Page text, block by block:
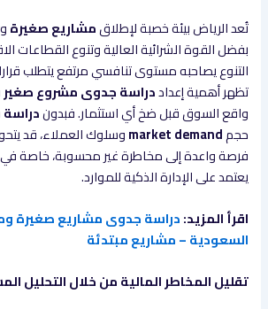
تُعد الرياض بيئة خصبة لإطلاقمشاريع صغيرةو
بفضل القوة الشرائية العالية وتنوع القطاعات
التنوع يصاحبه مستوى تنافسي مرتفع يتطلب
تظهر أهمية إعداددراسة جدوى مشروع صغير
واقع السوق قبل ضخ أي استثمار. فبدون
حجمmarket demandوسلوك العملاء، قد
فرصة واعدة إلى مخاطرة غير محسوبة، خاصة
يعتمد على الإدارة الذكية للموارد.
اقرأ المزيد:دراسة جدوى مشاريع صغيرة
السعودية – مشاريع مبتدئة
تقليل المخاطر المالية من خلال التحليل